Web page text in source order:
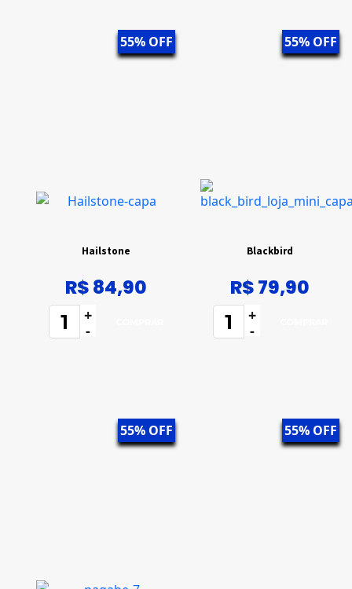
55% OFF
Hailstone
R$ 84,90
+
-
55% OFF
Blackbird
R$ 79,90
+
-
55% OFF 55% OFF